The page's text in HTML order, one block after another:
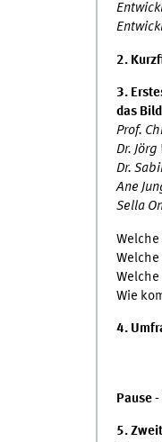
2.
3.
das
Prof.
Dr.
Dr.
Ane
Sella
Wie
4.
Pause
5.